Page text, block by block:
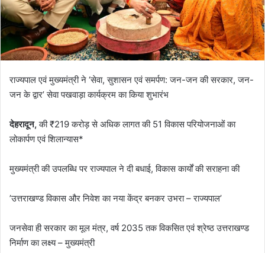
l
राज्यपाल एवं मुख्यमंत्री ने ‘सेवा, सुशासन एवं समर्पण: जन-जन की सरकार, जन-
जन के द्वार’ सेवा पखवाड़ा कार्यक्रम का किया शुभारंभ
देहरादून, की ₹219 करोड़ से अधिक लागत की 51 विकास परियोजनाओं का
लोकार्पण एवं शिलान्यास*
मुख्यमंत्री की उपलब्धि पर राज्यपाल ने दी बधाई, विकास कार्यों की सराहना की
’उत्तराखण्ड विकास और निवेश का नया केंद्र बनकर उभरा – राज्यपाल’
जनसेवा ही सरकार का मूल मंत्र, वर्ष 2035 तक विकसित एवं श्रेष्ठ उत्तराखण्ड
निर्माण का लक्ष्य – मुख्यमंत्री